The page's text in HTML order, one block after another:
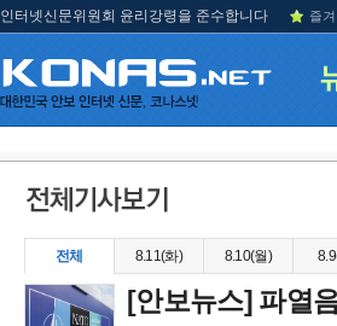
인터넷신문위원회 윤리강령을 준수합니다 즐
전체 8.11(화) 8.10(월)
[안보뉴스] 파열